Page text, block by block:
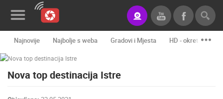
Novosti&Blog
Kategorije
Lokacije
Najnovije Najbolje s weba Gradovi i Mjesta HD - okretne
Nova top destinacija Istre